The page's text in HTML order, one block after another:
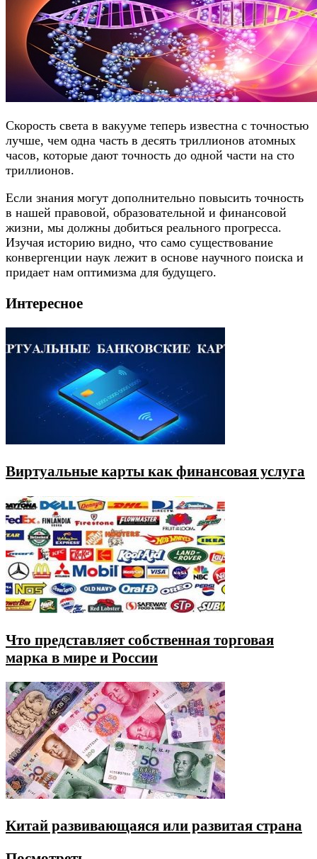
Скорость света в вакууме теперь известна с точностью
лучше, чем одна часть в десять триллионов атомных
часов, которые дают точность до одной части на сто
триллионов.
Если знания могут дополнительно повысить точность
в нашей правовой, образовательной и финансовой
жизни, мы должны добиться реального прогресса.
Изучая историю видно, что само существование
конвергенции наук лежит в основе научного поиска и
придает нам оптимизма для будущего.
Интересное
Виртуальные карты как финансовая услуга
Что представляет собственная торговая
марка в мире и России
Китай развивающаяся или развитая страна